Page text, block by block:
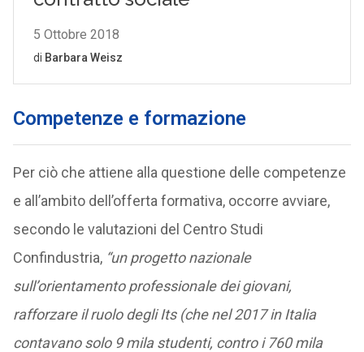
Competenze e formazione
Per ciò che attiene alla questione delle competenze
e all’ambito dell’offerta formativa, occorre avviare,
secondo le valutazioni del Centro Studi
Confindustria, “un progetto nazionale
sull’orientamento professionale dei giovani,
rafforzare il ruolo degli Its (che nel 2017 in Italia
contavano solo 9 mila studenti, contro i 760 mila